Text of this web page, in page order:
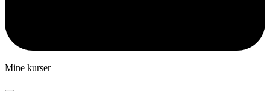
Mine kurser